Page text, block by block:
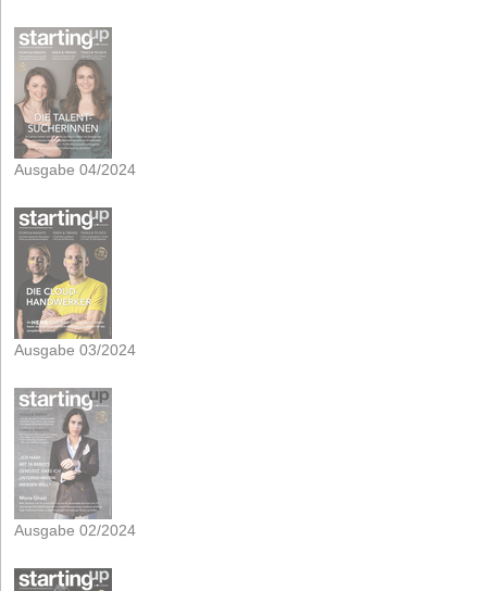
Ausgabe 04/2024
Ausgabe 03/2024
Ausgabe 02/2024